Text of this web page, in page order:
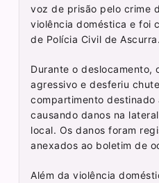
voz de prisão pelo crime
violência doméstica e foi
de Polícia Civil de Ascurra.
Durante o deslocamento,
agressivo e desferiu
compartimento destinado
causando danos na
local. Os danos foram
anexados ao boletim de
Além da violência